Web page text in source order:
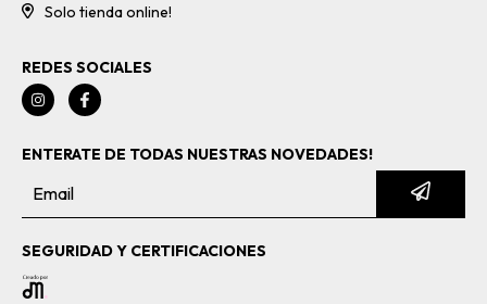
Solo tienda online!
REDES SOCIALES
ENTERATE DE TODAS NUESTRAS NOVEDADES!
SEGURIDAD Y CERTIFICACIONES